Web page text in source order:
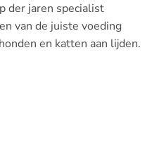
der jaren specialist
van de juiste voeding
en katten aan lijden.